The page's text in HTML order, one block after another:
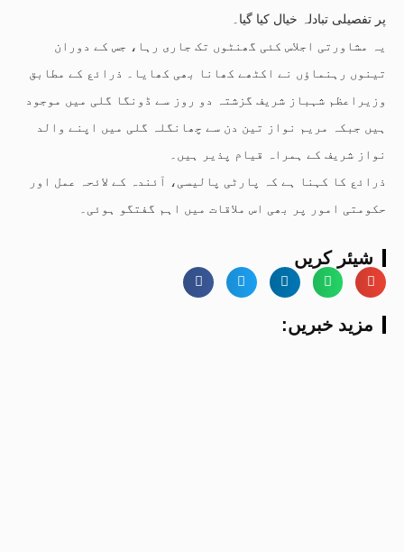
پر تفصیلی تبادلہ خیال کیا گیا۔
یہ مشاورتی اجلاس کئی گھنٹوں تک جاری رہا، جس کے دوران
تینوں رہنماؤں نے اکٹھے کھانا بھی کھایا۔ ذرائع کے مطابق
وزیراعظم شہباز شریف گزشتہ دو روز سے ڈونگا گلی میں موجود
ہیں جبکہ مریم نواز تین دن سے چھانگلہ گلی میں اپنے والد
نواز شریف کے ہمراہ قیام پذیر ہیں۔
ذرائع کا کہنا ہے کہ پارٹی پالیسی، آئندہ کے لائحہ عمل اور
حکومتی امور پر بھی اس ملاقات میں اہم گفتگو ہوئی۔
شیئر کریں
:مزید خبریں